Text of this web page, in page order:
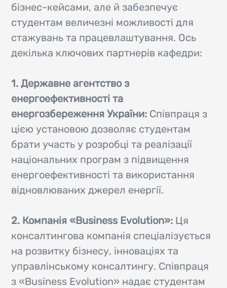
бізнес-кейсами, але й забезпечує
студентам величезні можливості для
стажувань та працевлаштування. Ось
декілька ключових партнерів кафедри:
1. Державне агентство з
енергоефективності та
енергозбереження України: Співпраця з
цією установою дозволяє студентам
брати участь у розробці та реалізації
національних програм з підвищення
енергоефективності та використання
відновлюваних джерел енергії.
2. Компанія «Business Evolution»: Ця
консалтингова компанія спеціалізується
на розвитку бізнесу, інноваціях та
управлінському консалтингу. Співпраця
з «Business Evolution» надає студентам